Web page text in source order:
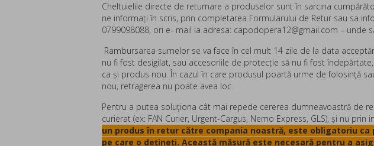
Cheltuielile directe de returnare a produselor sunt în sarcina
ne informaţi în scris, prin completarea Formularului de Retur sau sa
0799098088, ori e- mail la adresa: capodopera12@gmail.com –
Rambursarea sumelor se va face în cel mult 14 zile de la data
nu fi fost desigilat, sau accesoriile de protecție să nu fi fost
ca și produs nou. În cazul în care produsul poartă urme de folosință
nou, retragerea nu poate avea loc.
Pentru a putea soluţiona cât mai repede cererea dumneavoastră de
curierat (ex: FAN Curier, Urgent-Cargus, Nemo Express, GLS), şi nu prin
un produs în retur către compania noastră, este obligatoriu ca
pe care o dețineți. Această măsură este necesară pentru a